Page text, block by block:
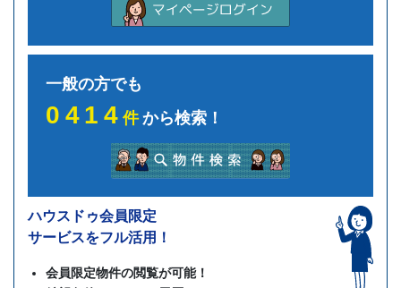
一般の方でも
0414件から検索！
ハウスドゥ会員限定
サービスをフル活用！
会員限定物件の閲覧が可能！